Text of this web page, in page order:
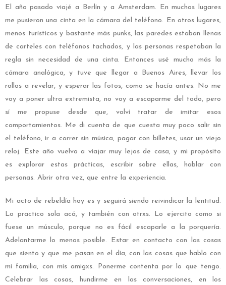
El año pasado viajé a Berlín y a Amsterdam. En muchos lugares
me pusieron una cinta en la cámara del teléfono. En otros lugares,
menos turísticos y bastante más punks, las paredes estaban llenas
de carteles con teléfonos tachados, y las personas respetaban la
regla sin necesidad de una cinta. Entonces usé mucho más la
cámara analógica, y tuve que llegar a Buenos Aires, llevar los
rollos a revelar, y esperar las fotos, como se hacía antes. No me
voy a poner ultra extremista, no voy a escaparme del todo, pero
sí me propuse desde que, volví tratar de imitar esos
comportamientos. Me di cuenta de que cuesta muy poco salir sin
el teléfono, ir a correr sin música, pagar con billetes, usar un viejo
reloj. Este año vuelvo a viajar muy lejos de casa, y mi propósito
es explorar estas prácticas, escribir sobre ellas, hablar con
personas. Abrir otra vez, que entre la experiencia.
Mi acto de rebeldía hoy es y seguirá siendo reivindicar la lentitud.
Lo practico sola acá, y también con otrxs. Lo ejercito como si
fuese un músculo, porque no es fácil escaparle a la porquería.
Adelantarme lo menos posible. Estar en contacto con las cosas
que siento y que me pasan en el día, con las cosas que hablo con
mi familia, con mis amigxs. Ponerme contenta por lo que tengo.
Celebrar las cosas, hundirme en las conversaciones, en los